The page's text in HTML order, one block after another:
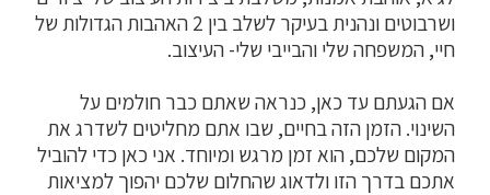
ושרבוטים ונהנית בעיקר לשלב בין 2 האהבות הגדולות של
חיי, המשפחה שלי והבייבי שלי- העיצוב.
אם הגעתם עד כאן, כנראה שאתם כבר חולמים על
השינוי. הזמן הזה בחיים, שבו אתם מחליטים לשדרג את
המקום שלכם, הוא זמן מרגש ומיוחד. אני כאן כדי להוביל
אתכם בדרך הזו ולדאוג שהחלום שלכם יהפוך למציאות